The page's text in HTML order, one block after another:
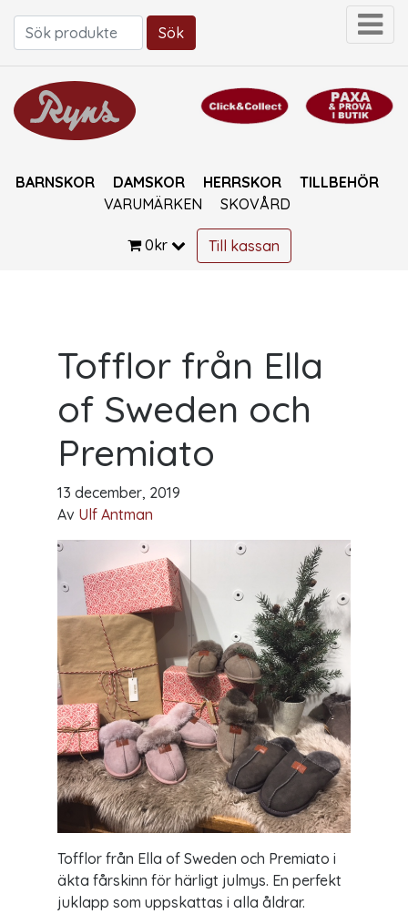
Sök efter:
Sök
BARNSKOR DAMSKOR HERRSKOR
TILLBEHÖR
VARUMÄRKEN
SKOVÅRD
0kr Till kassan
Tofflor från Ella
of Sweden och
Premiato
13 december, 2019
Av Ulf Antman
Tofflor från Ella of Sweden och Premiato i
äkta fårskinn för härligt julmys. En perfekt
juklapp som uppskattas i alla åldrar.